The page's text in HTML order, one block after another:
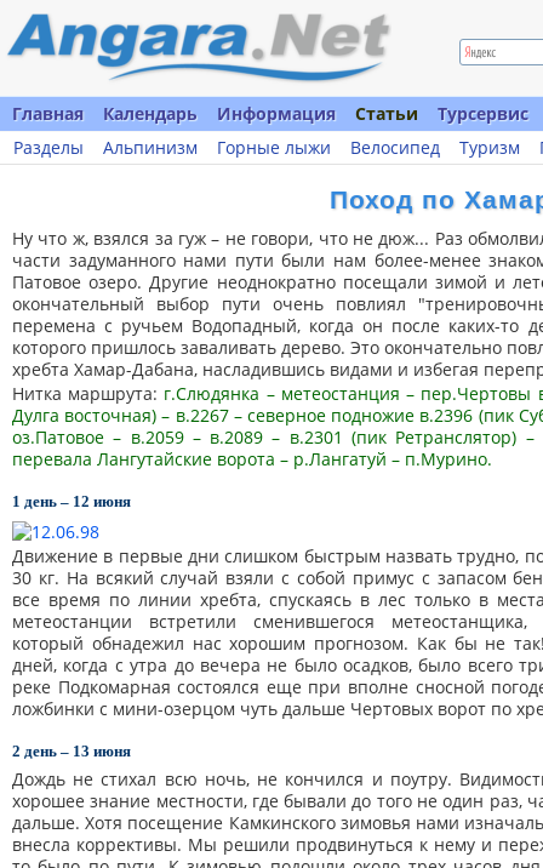
Главная Календарь Информация Статьи
Турсервис
Разделы
Альпинизм Горные лыжи Велосипед Туризм
Поход по
Ну что ж, взялся за гуж – не говори, что не дюж... Раз
части задуманного нами пути были нам более-менее
Патовое озеро. Другие неоднократно посещали зимой и
окончательный выбор пути очень повлиял
перемена с ручьем Водопадный, когда он после каких-то
которого пришлось заваливать дерево. Это окончательно
хребта Хамар-Дабана, насладившись видами и избегая
Нитка маршрута: г.Слюдянка – метеостанция – пер.Чертовы
Дулга восточная) – в.2267 – северное подножие в.2396 (пик
оз.Патовое – в.2059 – в.2089 – в.2301 (пик Ретранслятор)
перевала Лангутайские ворота – р.Лангатуй – п.Мурино.
1 день – 12 июня
Движение в первые дни слишком быстрым назвать трудно,
30 кг. На всякий случай взяли с собой примус с запасом
все время по линии хребта, спускаясь в лес только в
метеостанции встретили сменившегося
который обнадежил нас хорошим прогнозом. Как бы не
дней, когда с утра до вечера не было осадков, было всего
реке Подкомарная состоялся еще при вполне сносной
ложбинки с мини-озерцом чуть дальше Чертовых ворот по
2 день – 13 июня
Дождь не стихал всю ночь, не кончился и поутру.
хорошее знание местности, где бывали до того не один раз,
дальше. Хотя посещение Камкинского зимовья нами
внесла коррективы. Мы решили продвинуться к нему и